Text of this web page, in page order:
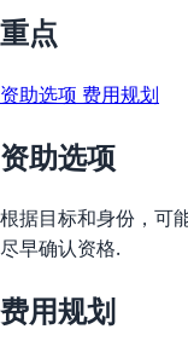
重点
资助选项 费用规划
资助选项
根据目标和身份，可
尽早确认资格.
费用规划